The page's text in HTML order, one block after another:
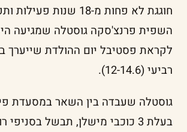
חוגגת לא פחות מ-18 שנות
השפית פרנצ'סקה גוסטלה שמגיעה
לקראת פסטיבל יום ההולדת שייערך
רביעי (12-14.6).
גוסטלה שעבדה בין השאר במסעדת
בעלת 3 כוכבי מישלן, תבשל בסניפי